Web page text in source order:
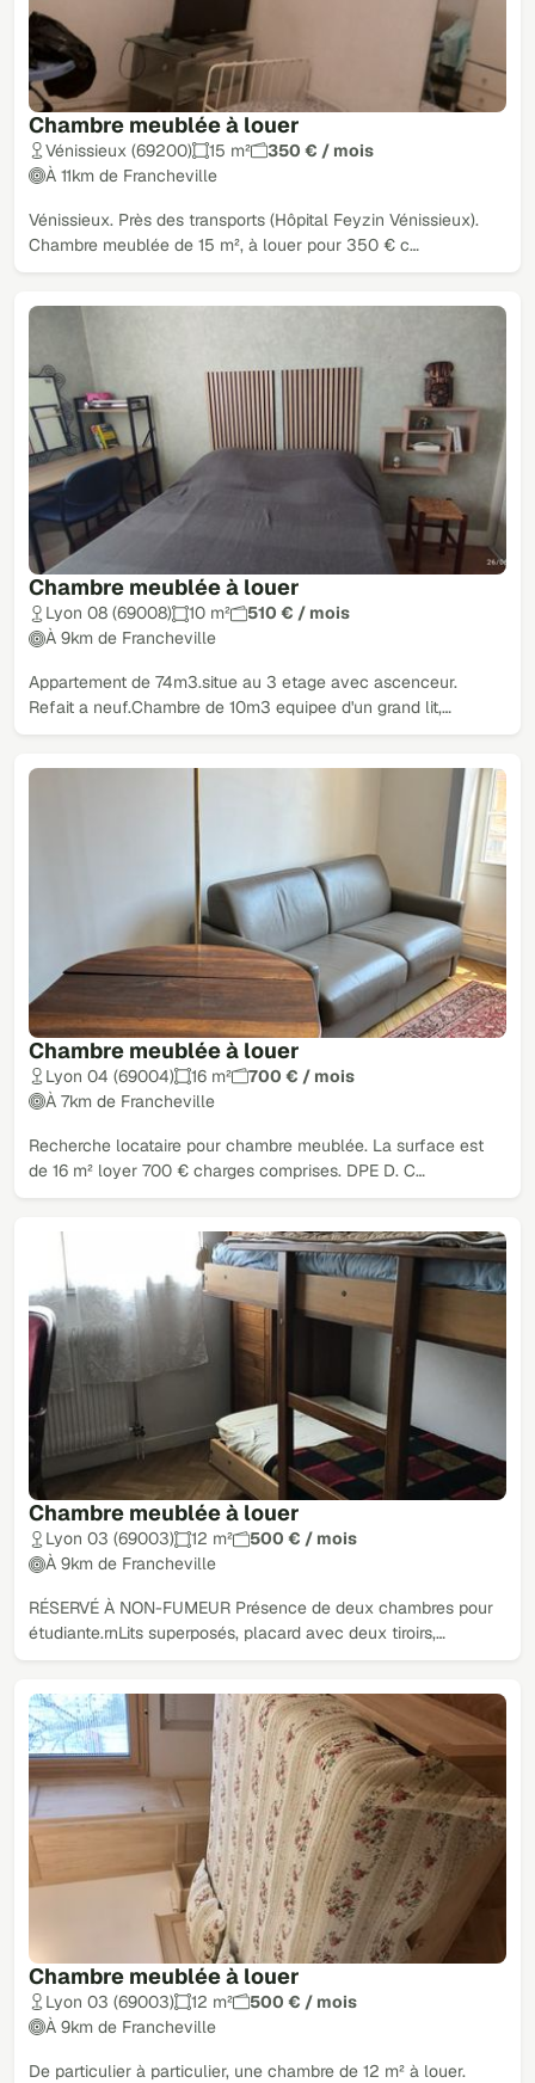
Chambre meublée à louer
Vénissieux (69200) 15 m²
350 € / mois
À 11km de Francheville
Vénissieux. Près des transports (Hôpital Feyzin Vénissieux).
Chambre meublée de 15 m², à louer pour 350 € c…
Chambre meublée à louer
Lyon 08 (69008) 10 m²
510 € / mois
À 9km de Francheville
Appartement de 74m3.situe au 3 etage avec ascenceur.
Refait a neuf.Chambre de 10m3 equipee d'un grand lit,…
Chambre meublée à louer
Lyon 04 (69004) 16 m²
700 € / mois
À 7km de Francheville
Recherche locataire pour chambre meublée. La surface est
de 16 m² loyer 700 € charges comprises. DPE D. C…
Chambre meublée à louer
Lyon 03 (69003) 12 m²
500 € / mois
À 9km de Francheville
RÉSERVÉ À NON-FUMEUR Présence de deux chambres pour
étudiante.rnLits superposés, placard avec deux tiroirs,…
Chambre meublée à louer
Lyon 03 (69003) 12 m²
500 € / mois
À 9km de Francheville
De particulier à particulier, une chambre de 12 m² à louer.